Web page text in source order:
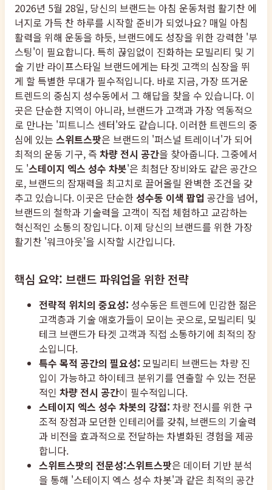
2026년 5월 28일, 당신의 브랜드는 아침 운동처럼 활기찬 에
너지로 가득 찬 하루를 시작할 준비가 되었나요? 매일 아침
활력을 위해 운동을 하듯, 브랜드에도 성장을 위한 강력한 '부
스팅'이 필요합니다. 특히 끊임없이 진화하는 모빌리티 및 기
술 기반 라이프스타일 브랜드에게는 타겟 고객의 심장을 뛰
게 할 특별한 무대가 필수적입니다. 바로 지금, 가장 뜨거운
트렌드의 중심지 성수동에서 그 해답을 찾을 수 있습니다. 이
곳은 단순한 지역이 아니라, 브랜드가 고객과 가장 역동적으
로 만나는 '피트니스 센터'와도 같습니다. 이러한 트렌드의 중
심에 있는 스위트스팟은 브랜드의 '퍼스널 트레이너'가 되어
최적의 운동 기구, 즉 차량 전시 공간을 찾아줍니다. 그중에서
도 '스테이지 엑스 성수 차봇'은 최첨단 장비와도 같은 공간으
로, 브랜드의 잠재력을 최고치로 끌어올릴 완벽한 조건을 갖
추고 있습니다. 이곳은 단순한성수동 이색 팝업 공간을 넘어,
브랜드의 철학과 기술력을 고객이 직접 체험하고 교감하는
혁신적인 소통의 장입니다. 이제 당신의 브랜드를 위한 가장
활기찬 '워크아웃'을 시작할 시간입니다.
핵심 요약: 브랜드 파워업을 위한 전략
전략적 위치의 중요성: 성수동은 트렌드에 민감한 젊은
고객층과 기술 애호가들이 모이는 곳으로, 모빌리티 및
테크 브랜드가 타겟 고객과 직접 소통하기에 최적의 장
소입니다.
특수 목적 공간의 필요성: 모빌리티 브랜드는 차량 진
입이 가능하고 하이테크 분위기를 연출할 수 있는 전문
적인 차량 전시 공간이 필수적입니다.
스테이지 엑스 성수 차봇의 강점: 차량 전시를 위한 구
조적 장점과 모던한 인테리어를 갖춰, 브랜드의 기술력
과 비전을 효과적으로 전달하는 차별화된 경험을 제공
합니다.
스위트스팟의 전문성:스위트스팟은 데이터 기반 분석
을 통해 '스테이지 엑스 성수 차봇'과 같은 최적의 공간